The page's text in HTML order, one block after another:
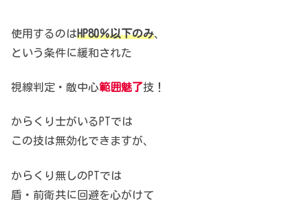
使用するのはHP80％以下のみ、
という条件に緩和された
視線判定・敵中心範囲魅了技！
からくり士がいるPTでは
この技は無効化できますが、
からくり無しのPTでは
盾・前衛共に回避を心がけて